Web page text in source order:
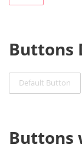
Buttons
Default Button
Buttons